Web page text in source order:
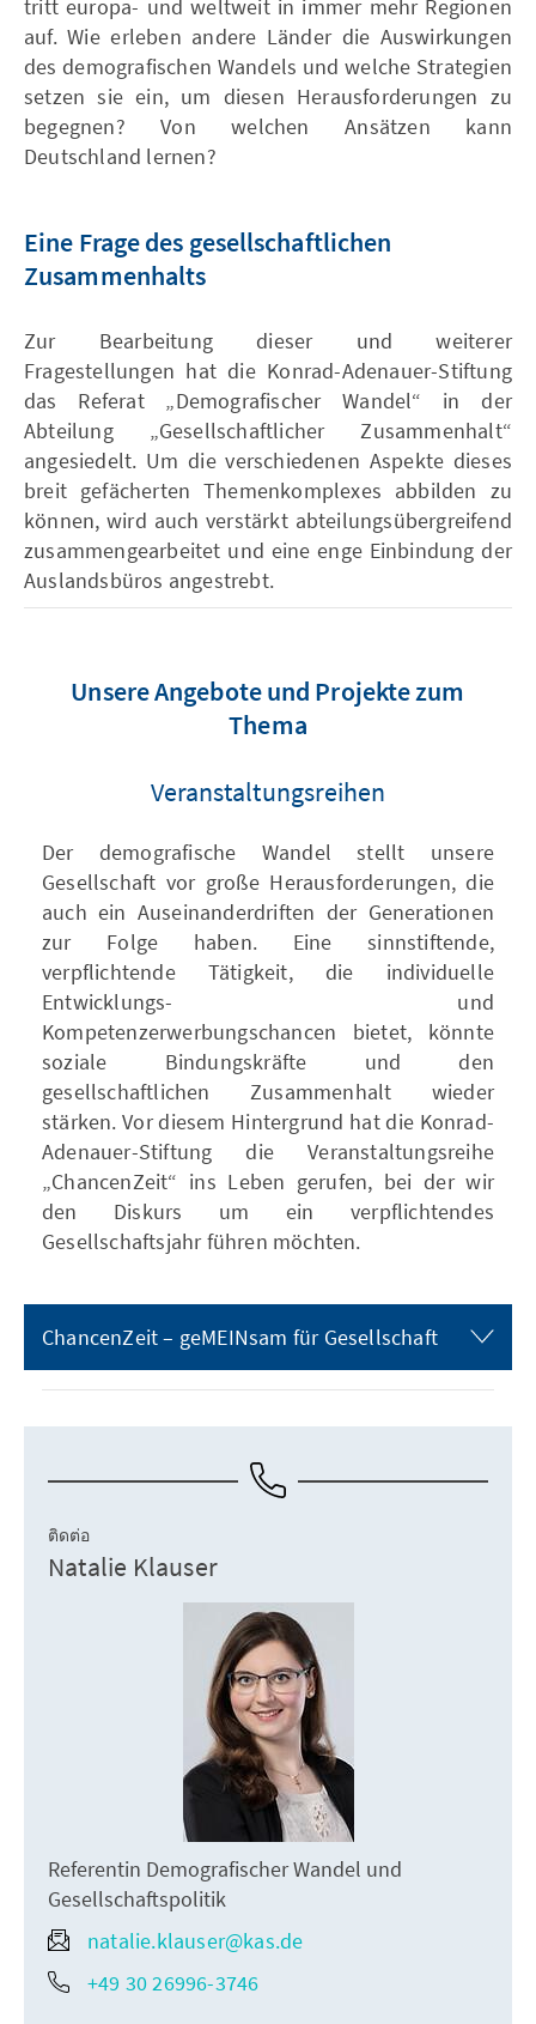
tritt europa- und weltweit in immer mehr Regionen
auf. Wie erleben andere Länder die Auswirkungen
des demografischen Wandels und welche Strategien
setzen sie ein, um diesen Herausforderungen zu
begegnen? Von welchen Ansätzen kann
Deutschland lernen?
Eine Frage des gesellschaftlichen
Zusammenhalts
Zur Bearbeitung dieser und weiterer
Fragestellungen hat die Konrad-Adenauer-Stiftung
das Referat „Demografischer Wandel“ in der
Abteilung „Gesellschaftlicher Zusammenhalt“
angesiedelt. Um die verschiedenen Aspekte dieses
breit gefächerten Themenkomplexes abbilden zu
können, wird auch verstärkt abteilungsübergreifend
zusammengearbeitet und eine enge Einbindung der
Auslandsbüros angestrebt.
Unsere Angebote und Projekte zum
Thema
Veranstaltungsreihen
Der demografische Wandel stellt unsere
Gesellschaft vor große Herausforderungen, die
auch ein Auseinanderdriften der Generationen
zur Folge haben. Eine sinnstiftende,
verpflichtende Tätigkeit, die individuelle
Entwicklungs- und
Kompetenzerwerbungschancen bietet, könnte
soziale Bindungskräfte und den
gesellschaftlichen Zusammenhalt wieder
stärken. Vor diesem Hintergrund hat die Konrad-
Adenauer-Stiftung die Veranstaltungsreihe
„ChancenZeit“ ins Leben gerufen, bei der wir
den Diskurs um ein verpflichtendes
Gesellschaftsjahr führen möchten.
ChancenZeit – geMEINsam für Gesellschaft
ติดต่อ
Natalie Klauser
Referentin Demografischer Wandel und
Gesellschaftspolitik
natalie.klauser@kas.de
+49 30 26996-3746